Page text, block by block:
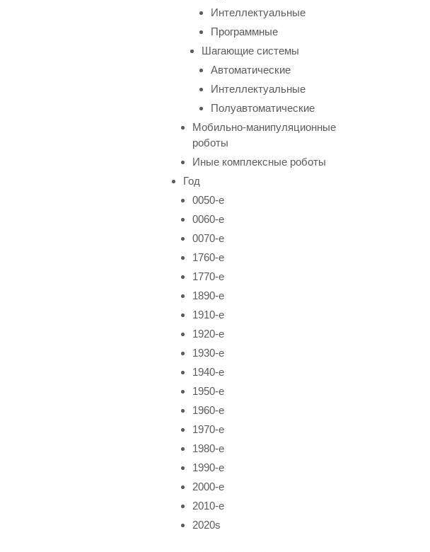
Интеллектуальные
Программные
Шагающие системы
Автоматические
Интеллектуальные
Полуавтоматические
Мобильно-манипуляционные
роботы
Иные комплексные роботы
Год
0050-е
0060-е
0070-е
1760-е
1770-е
1890-е
1910-е
1920-е
1930-е
1940-е
1950-е
1960-е
1970-е
1980-е
1990-е
2000-е
2010-е
2020s